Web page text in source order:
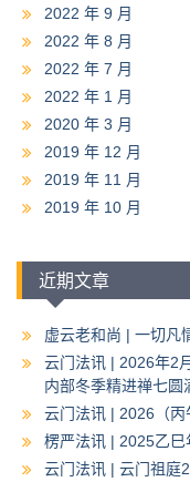
2022 年 9 月
2022 年 8 月
2022 年 7 月
2022 年 1 月
2020 年 3 月
2019 年 12 月
2019 年 11 月
2019 年 10 月
近期文章
虚云老和尚 | 一切凡
云门法讯 | 2026年2
内部冬季精进禅七圆
云门法讯 | 2026（丙
楞严法讯 | 2025乙
云门法讯 | 云门祖庭